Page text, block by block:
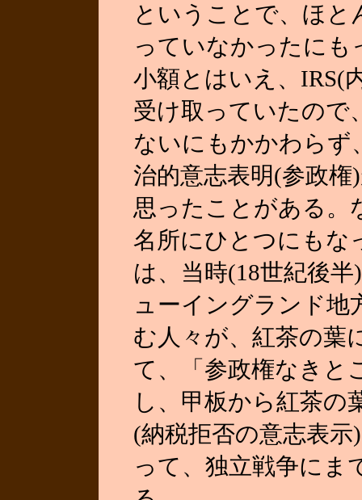
ということで、ほと
っていなかったに
小額とはいえ、IRS(
受け取っていたので
ないにもかかわらず
治的意志表明(参政
思ったことがある。
名所にひとつにもな
は、当時(18世紀後
ューイングランド地
む人々が、紅茶の葉
て、「参政権なきと
し、甲板から紅茶の
(納税拒否の意志表
って、独立戦争にま